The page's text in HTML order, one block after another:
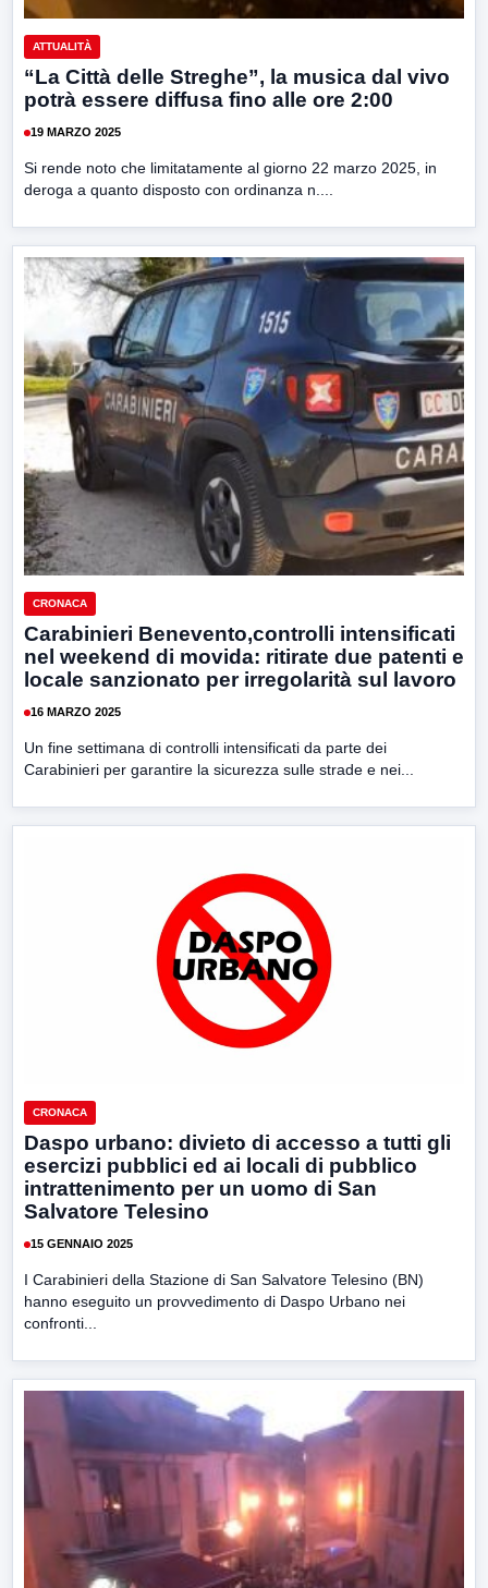
ATTUALITÀ
“La Città delle Streghe”, la musica dal vivo
potrà essere diffusa fino alle ore 2:00
19 MARZO 2025
Si rende noto che limitatamente al giorno 22 marzo 2025, in
deroga a quanto disposto con ordinanza n....
CRONACA
Carabinieri Benevento,controlli intensificati
nel weekend di movida: ritirate due patenti e
locale sanzionato per irregolarità sul lavoro
16 MARZO 2025
Un fine settimana di controlli intensificati da parte dei
Carabinieri per garantire la sicurezza sulle strade e nei...
CRONACA
Daspo urbano: divieto di accesso a tutti gli
esercizi pubblici ed ai locali di pubblico
intrattenimento per un uomo di San
Salvatore Telesino
15 GENNAIO 2025
I Carabinieri della Stazione di San Salvatore Telesino (BN)
hanno eseguito un provvedimento di Daspo Urbano nei
confronti...